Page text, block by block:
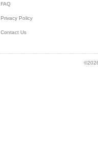
FAQ
Privacy Policy
Contact Us